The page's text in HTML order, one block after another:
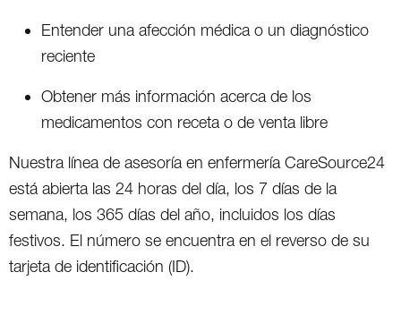
Entender una afección médica o un diagnóstico
reciente
Obtener más información acerca de los
medicamentos con receta o de venta libre
Nuestra línea de asesoría en enfermería CareSource24
está abierta las 24 horas del día, los 7 días de la
semana, los 365 días del año, incluidos los días
festivos. El número se encuentra en el reverso de su
tarjeta de identificación (ID).